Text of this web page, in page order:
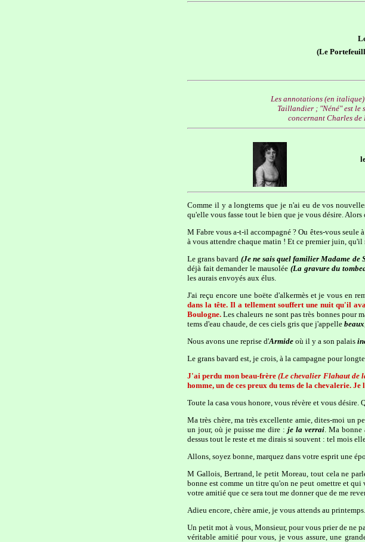
(Le
Les annotations (en
Taillandier ; "Néné" est le
concernant Charles de
Comme il y a longtems que je n'ai eu de vos
qu'elle vous fasse tout le bien que je vous désire.
M Fabre vous a-t-il accompagné ? Ou êtes-vous seule
à vous attendre chaque matin ! Et ce premier juin,
Le grans bavard (Je ne sais quel familier Madame de
déjà fait demander le mausolée (La gravure du
les aurais envoyés aux élus.
J'ai reçu encore une boëte d'alkermès et je vous en
dans la tête. Il a tellement souffert une nuit qu'il
Boulogne. Les chaleurs ne sont pas très bonnes pour
tems d'eau chaude, de ces ciels gris que j'appelle beaux
Nous avons une reprise d'Armide où il y a son palais
Le grans bavard est, je crois, à la campagne pour
J'ai perdu mon beau-frère(Le chevalier Flahaut de
homme, un de ces preux du tems de la chevalerie.
Toute la casa vous honore, vous révère et vous
Ma très chère, ma très excellente amie, dites-moi un
un jour, où je puisse me dire :je la verrai. Ma bonne
dessus tout le reste et me dirais si souvent : tel mois
Allons, soyez bonne, marquez dans votre esprit une
M Gallois, Bertrand, le petit Moreau, tout cela ne
bonne est comme un titre qu'on ne peut omettre et qui
votre amitié que ce sera tout me donner que de me
Adieu encore, chère amie, je vous attends au printemps.
Un petit mot à vous, Monsieur, pour vous prier de ne
véritable amitié pour vous, je vous assure, une